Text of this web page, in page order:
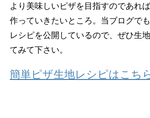
より美味しいピザを目指すのであれ
作っていきたいところ。当ブログで
レシピを公開しているので、ぜひ生
てみて下さい。
簡単ピザ生地レシピはこち